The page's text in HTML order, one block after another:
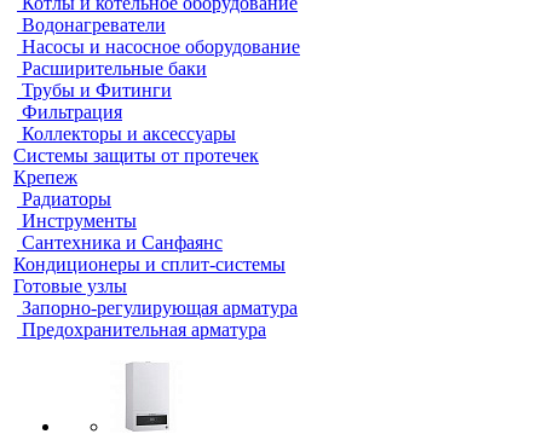
Водонагреватели
Насосы и насосное оборудование
Расширительные баки
Трубы и Фитинги
Фильтрация
Коллекторы и аксессуары
Системы защиты от протечек
Крепеж
Радиаторы
Инструменты
Сантехника и Санфаянс
Кондиционеры и сплит-системы
Готовые узлы
Запорно-регулирующая арматура
Предохранительная арматура